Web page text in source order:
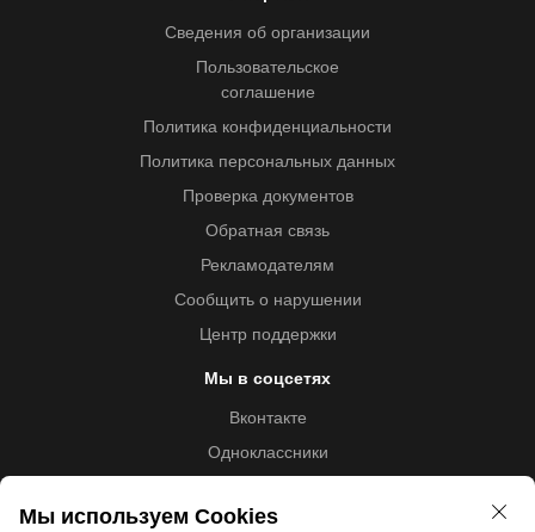
Сведения об организации
Пользовательское
соглашение
Политика конфиденциальности
Политика персональных данных
Проверка документов
Обратная связь
Рекламодателям
Сообщить о нарушении
Центр поддержки
Мы в соцсетях
Вконтакте
Одноклассники
Мы используем Cookies